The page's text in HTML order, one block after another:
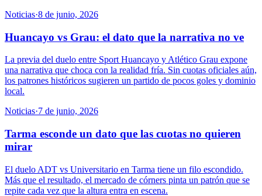
Noticias·8 de junio, 2026
Huancayo vs Grau: el dato que la narrativa no ve
La previa del duelo entre Sport Huancayo y Atlético Grau expone
una narrativa que choca con la realidad fría. Sin cuotas oficiales aún,
los patrones históricos sugieren un partido de pocos goles y dominio
local.
Noticias·7 de junio, 2026
Tarma esconde un dato que las cuotas no quieren
mirar
El duelo ADT vs Universitario en Tarma tiene un filo escondido.
Más que el resultado, el mercado de córners pinta un patrón que se
repite cada vez que la altura entra en escena.